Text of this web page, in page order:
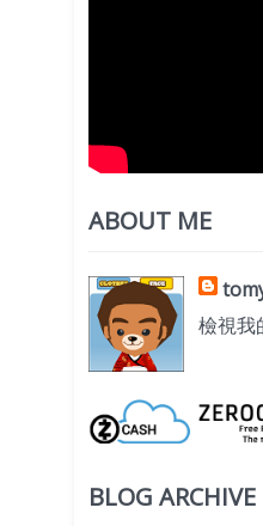
ABOUT ME
檢視我
BLOG ARCHIVE